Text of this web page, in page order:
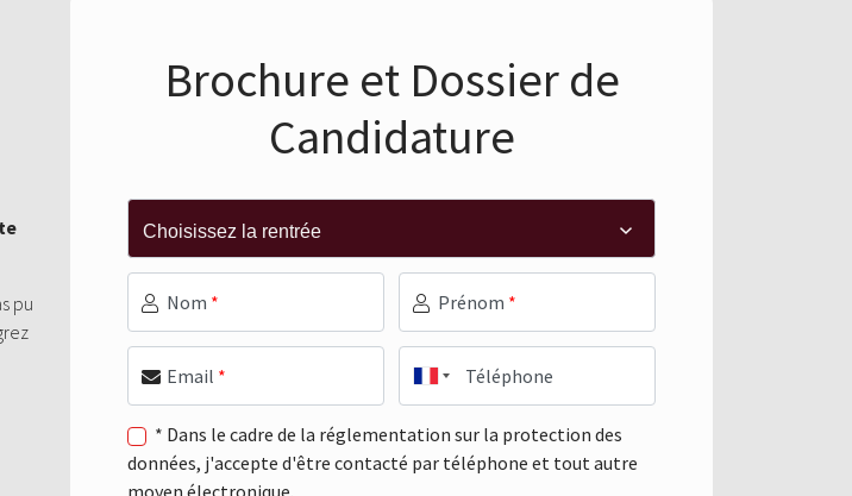
pu
Brochure et Dossier de
Candidature
Nom * Prénom *
Email * Téléphone
* Dans le cadre de la réglementation sur la protection des
données, j'accepte d'être contacté par téléphone et tout autre
moyen électronique.